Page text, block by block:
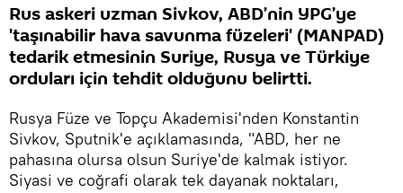
Rus askeri uzman Sivkov, ABD’nin YPG’ye
'taşınabilir hava savunma füzeleri' (MANPAD)
tedarik etmesinin Suriye, Rusya ve Türkiye
orduları için tehdit olduğunu belirtti.
Rusya Füze ve Topçu Akademisi'nden Konstantin
Sivkov, Sputnik'e açıklamasında, "ABD, her ne
pahasına olursa olsun Suriye'de kalmak istiyor.
Siyasi ve coğrafi olarak tek dayanak noktaları,